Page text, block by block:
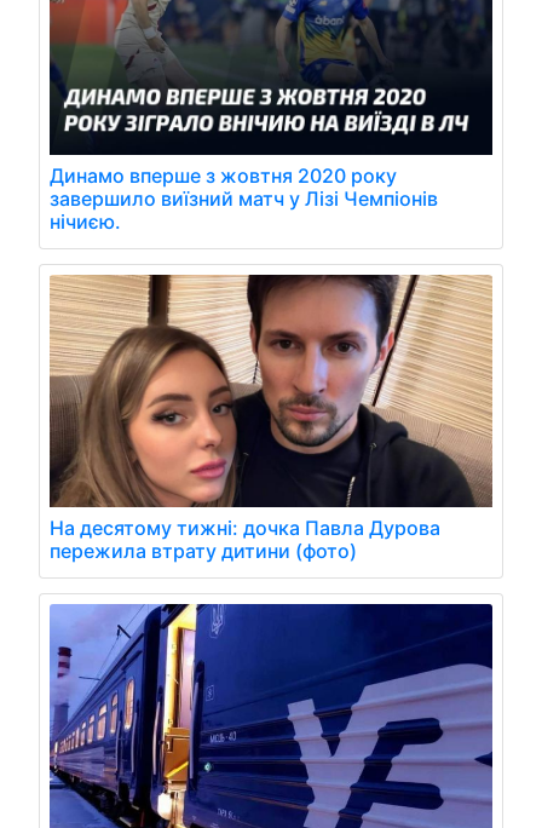
Динамо вперше з жовтня 2020 року
завершило виїзний матч у Лізі Чемпіонів
нічиєю.
На десятому тижні: дочка Павла Дурова
пережила втрату дитини (фото)